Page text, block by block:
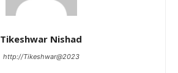
Tikeshwar Nishad
http://Tikeshwar@2023